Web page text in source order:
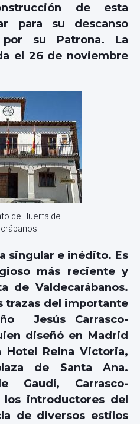
de esta
para su descanso
por su Patrona. La
el 26 de noviembre
de Huerta de
singular e inédito. Es
más reciente y
de Valdecarábanos.
trazas del importante
Jesús Carrasco-
diseñó en Madrid
Hotel Reina Victoria,
de Santa Ana.
Gaudí, Carrasco-
introductores del
de diversos estilos